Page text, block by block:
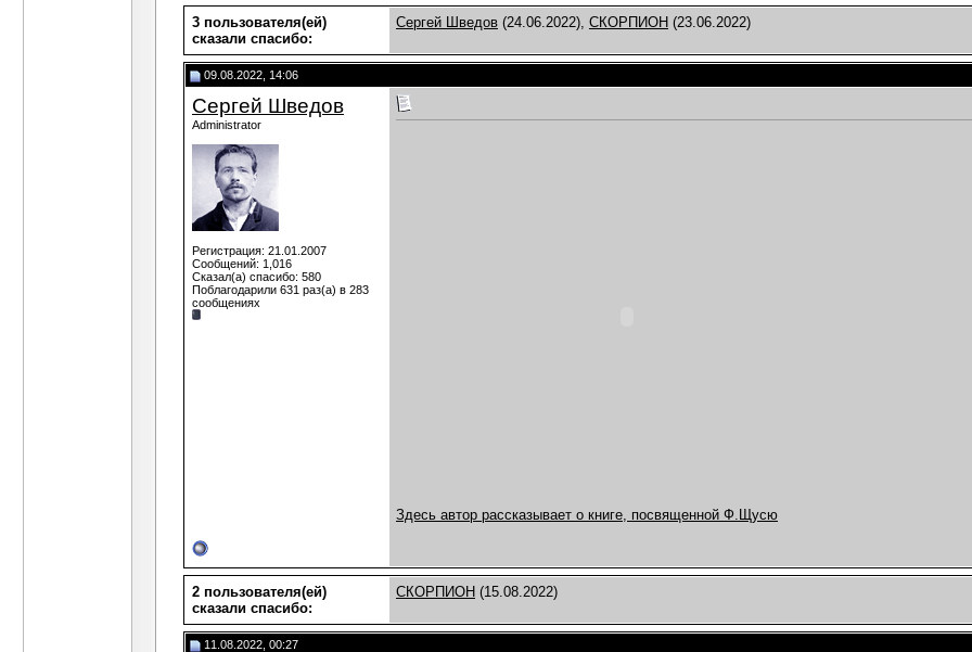
3 пользователя(ей)
сказали cпасибо:
Сергей Шведов (24.06.2022), СКОРПИОН (23.06.2022)
09.08.2022, 14:06
Сергей Шведов
Administrator
Регистрация: 21.01.2007
Сообщений: 1,016
Сказал(а) спасибо: 580
Поблагодарили 631 раз(а) в 283
сообщениях
Здесь автор рассказывает о книге, посвященной Ф.Щусю
2 пользователя(ей)
сказали cпасибо:
СКОРПИОН (15.08.2022)
11.08.2022, 00:27